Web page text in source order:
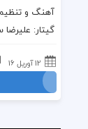
آهنگ و
گیتار: علیرضا
12 آوریل 16